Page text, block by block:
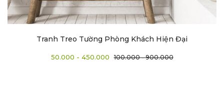
Tranh Treo Tường Phòng Khách Hiện Đại
50.000 - 450.000 100.000 - 900.000